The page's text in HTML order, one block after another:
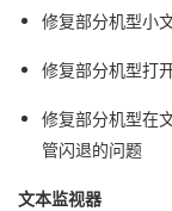
修复部分机型小
修复部分机型打
修复部分机型在
管闪退的问题
文本监视器